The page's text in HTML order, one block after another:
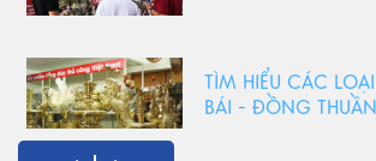
TÌM HIỂU CÁC
BÁI - ĐỒNG